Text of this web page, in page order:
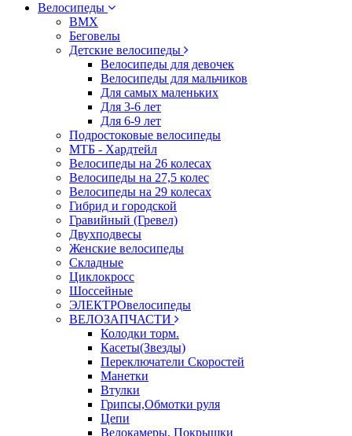
Велосипеды
BMX
Беговелы
Детские велосипеды
Велосипеды для девочек
Велосипеды для мальчиков
Для самых маленьких
Для 3-6 лет
Для 6-9 лет
Подростоковые велосипеды
МТБ - Хардтейл
Велосипеды на 26 колесах
Велосипеды на 27,5 колес
Велосипеды на 29 колесах
Гибрид и городской
Гравийный (Гревел)
Двухподвесы
Женские велосипеды
Складные
Циклокросс
Шоссейные
ЭЛЕКТРОвелосипеды
ВЕЛОЗАПЧАСТИ
Колодки торм.
Касеты(Звезды)
Переключатели Скоростей
Манетки
Втулки
Грипсы,Обмотки руля
Цепи
Велокамеры, Покрышки